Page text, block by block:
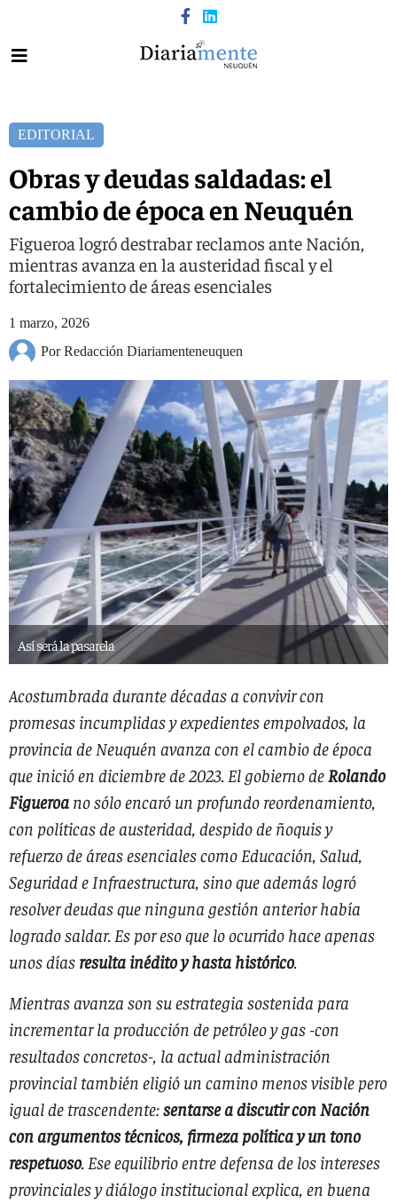
EDITORIAL
Obras y deudas saldadas: el
cambio de época en Neuquén
Figueroa logró destrabar reclamos ante Nación,
mientras avanza en la austeridad fiscal y el
fortalecimiento de áreas esenciales
1 marzo, 2026
Por Redacción Diariamenteneuquen
Así será la pasarela
Acostumbrada durante décadas a convivir con
promesas incumplidas y expedientes empolvados, la
provincia de Neuquén avanza con el cambio de época
que inició en diciembre de 2023. El gobierno deRolando
Figueroa no sólo encaró un profundo reordenamiento,
con políticas de austeridad, despido de ñoquis y
refuerzo de áreas esenciales como Educación, Salud,
Seguridad e Infraestructura, sino que además logró
resolver deudas que ninguna gestión anterior había
logrado saldar. Es por eso que lo ocurrido hace apenas
unos días resulta inédito y hasta histórico.
Mientras avanza son su estrategia sostenida para
incrementar la producción de petróleo y gas -con
resultados concretos-, la actual administración
provincial también eligió un camino menos visible pero
igual de trascendente:sentarse a discutir con Nación
con argumentos técnicos, firmeza política y un tono
respetuoso. Ese equilibrio entre defensa de los intereses
provinciales y diálogo institucional explica, en buena